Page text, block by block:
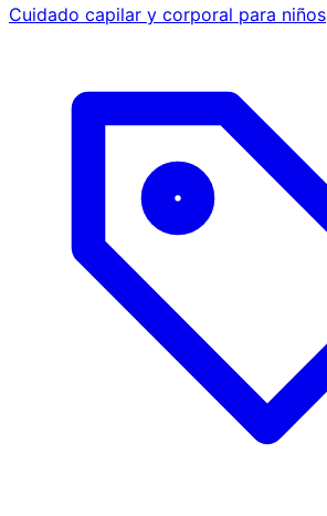
Cuidado capilar y corporal para niños